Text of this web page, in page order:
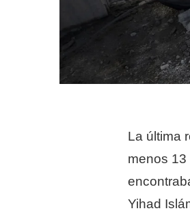
La última
menos
Yihad